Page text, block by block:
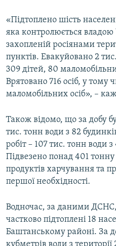
«Підтоплено шість
яка контролюється
захопленій росіянами
пунктів. Евакуйовано 2
309 дітей, 80
Врятовано 716 осіб, у тому
маломобільних осіб», –
Також відомо, що за добу
тис. тонн води з 82
робіт – 107 тис. тонн води з
Підвезено понад 401 тонну
продуктів харчування та
першої необхідності.
Водночас, за даними ДСНС,
частково підтоплені 18
Баштанському районі. За